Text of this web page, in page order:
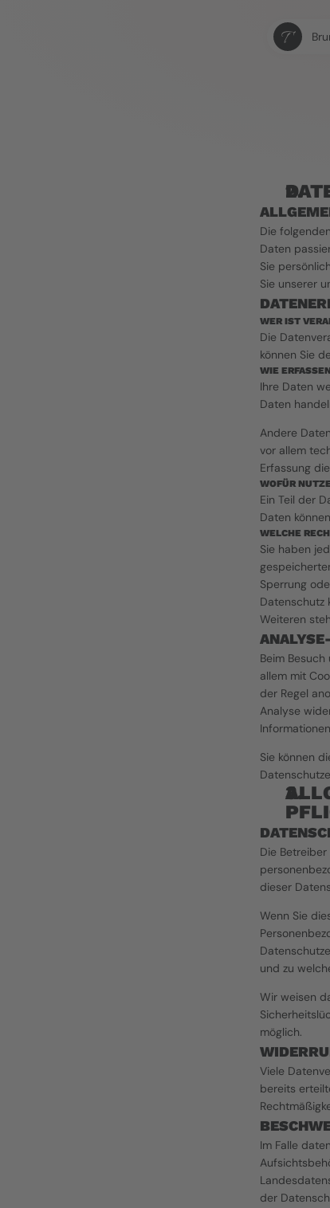
Die
Daten
Sie
Sie unserer
WER IST
Die
können Sie
WIE
Ihre Daten
Daten
Andere
vor allem
Erfassung
WOFÜR
Ein Teil der
Daten
WELCHE
Sie haben
Sperrung
Datenschutz
Weiteren
Beim
allem mit
der Regel
Analyse
Sie können
Die
dieser
Wenn Sie
und zu
Wir weisen
möglich.
Viele
bereits
Im Falle
der